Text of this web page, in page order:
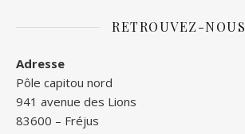
RETROUVEZ-NOUS
Adresse
Pôle capitou nord
941 avenue des Lions
83600 – Fréjus